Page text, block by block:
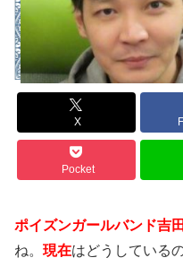
X
Pocket
ポイズンガールバンド吉
ね。 現在はどうしている